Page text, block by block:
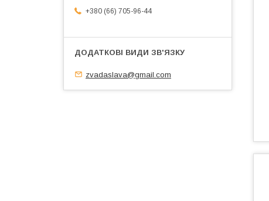
+380 (66) 705-96-44
zvadaslava@gmail.com